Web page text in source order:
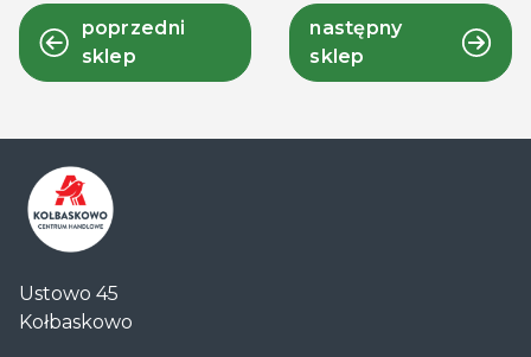
poprzedni
sklep
następny
sklep
Handlowe
Auchan
Ustowo 45
Kołbaskowo